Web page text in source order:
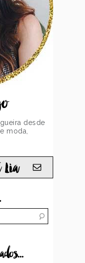
desde
moda,